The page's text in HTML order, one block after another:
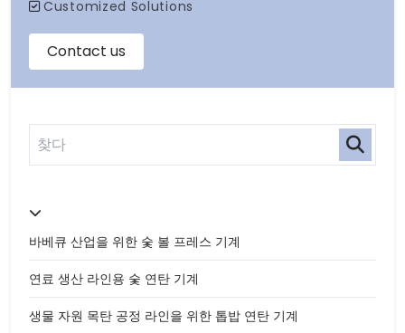
바베큐 산업을 위한 숯 볼 프레스 기계
연료 생산 라인용 숯 연탄 기계
생물 자원 목탄 공정 라인을 위한 톱밥 연탄 기계